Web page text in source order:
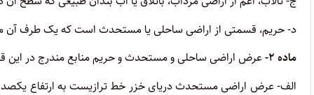
‌د- حریم، قسمتی از اراضی ساحلی یا مستحدث است که یک طرف آن
‌ماده ۲-
عرض اراضی ساحلی و مستحدث و حریم منابع مندرج در این